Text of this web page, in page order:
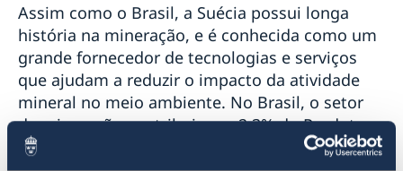
#Bergman100 no Rio de Janeiro
Suécia no Festival Tarrafa Literária 2018
Suécia no Dia Mundial Sem Carro 2018
Pais Presentes em Porto Alegre
#Bergman100 em Palmas
#Bergman100 em Goiânia
#Bergman100 no CineSesc São Paulo
Assim como o Brasil, a Suécia possui longa
história na mineração, e é conhecida como um
grande fornecedor de tecnologias e serviços
que ajudam a reduzir o impacto da atividade
mineral no meio ambiente. No Brasil, o setor
de mineração contribui com 2,3% do Produto
Interno Bruto (PIB), chegando a 7% quando se